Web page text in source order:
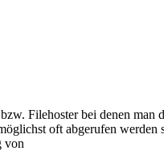
Filehoster bei denen man
oft abgerufen werden
von